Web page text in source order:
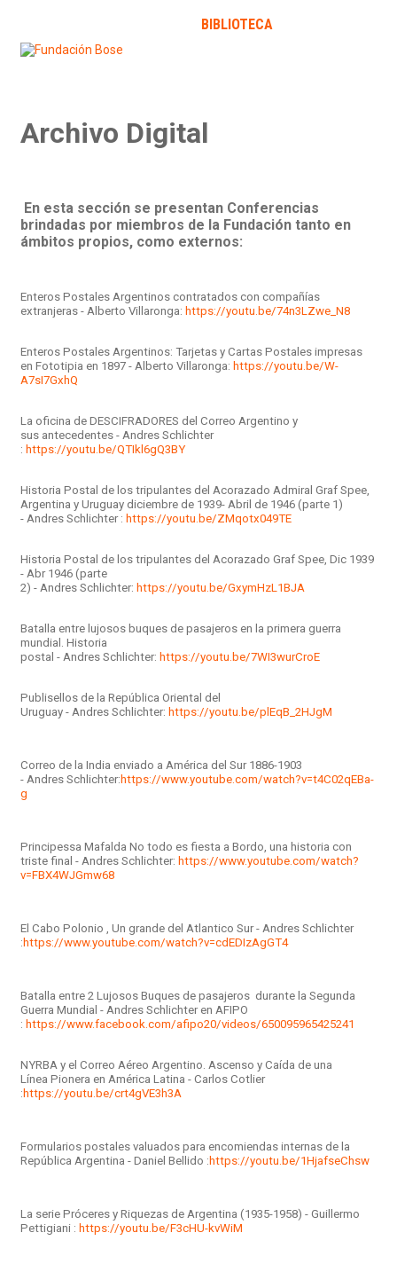
BIBLIOTECA
Archivo Digital
En esta sección se presentan Conferencias
brindadas por miembros de la Fundación tanto en
ámbitos propios, como externos:
Enteros Postales Argentinos contratados con compañías
extranjeras - Alberto Villaronga: https://youtu.be/74n3LZwe_N8
Enteros Postales Argentinos: Tarjetas y Cartas Postales impresas
en Fototipia en 1897 - Alberto Villaronga: https://youtu.be/W-
A7sI7GxhQ
La oficina de DESCIFRADORES del Correo Argentino y
sus antecedentes - Andres Schlichter
: https://youtu.be/QTIkl6gQ3BY
Historia Postal de los tripulantes del Acorazado Admiral Graf Spee,
Argentina y Uruguay diciembre de 1939- Abril de 1946 (parte 1)
- Andres Schlichter : https://youtu.be/ZMqotx049TE
Historia Postal de los tripulantes del Acorazado Graf Spee, Dic 1939
- Abr 1946 (parte
2) - Andres Schlichter: https://youtu.be/GxymHzL1BJA
Batalla entre lujosos buques de pasajeros en la primera guerra
mundial. Historia
postal - Andres Schlichter: https://youtu.be/7WI3wurCroE
Publisellos de la República Oriental del
Uruguay - Andres Schlichter: https://youtu.be/plEqB_2HJgM
Correo de la India enviado a América del Sur 1886-1903
- Andres Schlichter: https://www.youtube.com/watch?v=t4C02qEBa-
g
Principessa Mafalda No todo es fiesta a Bordo, una historia con
triste final - Andres Schlichter: https://www.youtube.com/watch?
v=FBX4WJGmw68
El Cabo Polonio , Un grande del Atlantico Sur - Andres Schlichter
: https://www.youtube.com/watch?v=cdEDIzAgGT4
Batalla entre 2 Lujosos Buques de pasajeros durante la Segunda
Guerra Mundial - Andres Schlichter en AFIPO
: https://www.facebook.com/afipo20/videos/650095965425241
NYRBA y el Correo Aéreo Argentino. Ascenso y Caída de una
Línea Pionera en América Latina - Carlos Cotlier
: https://youtu.be/crt4gVE3h3A
Formularios postales valuados para encomiendas internas de la
República Argentina - Daniel Bellido : https://youtu.be/1HjafseChsw
La serie Próceres y Riquezas de Argentina (1935-1958) - Guillermo
Pettigiani : https://youtu.be/F3cHU-kvWiM